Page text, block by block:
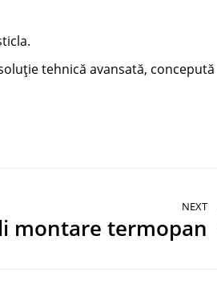
tehnică avansată, concepută
NEXT
montare termopan